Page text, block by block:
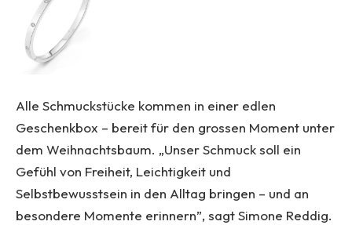
Alle Schmuckstücke kommen in einer edlen
Geschenkbox – bereit für den grossen Moment unter
dem Weihnachtsbaum. „Unser Schmuck soll ein
Gefühl von Freiheit, Leichtigkeit und
Selbstbewusstsein in den Alltag bringen – und an
besondere Momente erinnern”, sagt Simone Reddig.